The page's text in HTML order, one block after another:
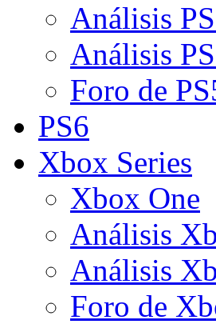
Análisis
Análisis
Foro de
PS6
Xbox Series
Xbox One
Análisis
Análisis
Foro de